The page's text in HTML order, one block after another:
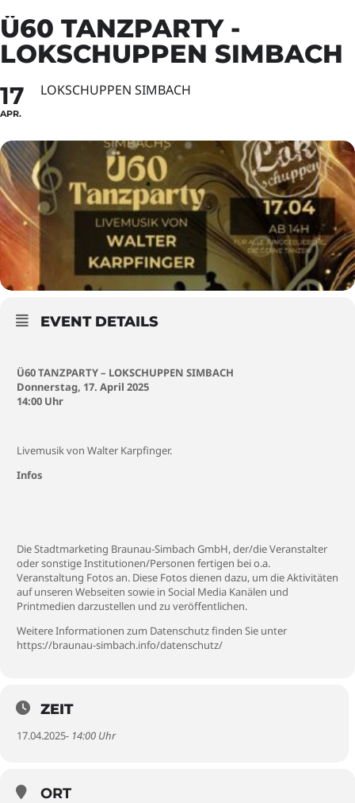
Ü60 TANZPARTY -
LOKSCHUPPEN SIMBACH
17
APR.
LOKSCHUPPEN SIMBACH
EVENT DETAILS
Ü60 TANZPARTY – LOKSCHUPPEN SIMBACH
Donnerstag, 17. April 2025
14:00 Uhr
Livemusik von Walter Karpfinger.
Infos
Die Stadtmarketing Braunau-Simbach GmbH, der/die Veranstalter
oder sonstige Institutionen/Personen fertigen bei o.a.
Veranstaltung Fotos an. Diese Fotos dienen dazu, um die Aktivitäten
auf unseren Webseiten sowie in Social Media Kanälen und
Printmedien darzustellen und zu veröffentlichen.
Weitere Informationen zum Datenschutz finden Sie unter
https://braunau-simbach.info/datenschutz/
ZEIT
17.04.2025- 14:00 Uhr
ORT